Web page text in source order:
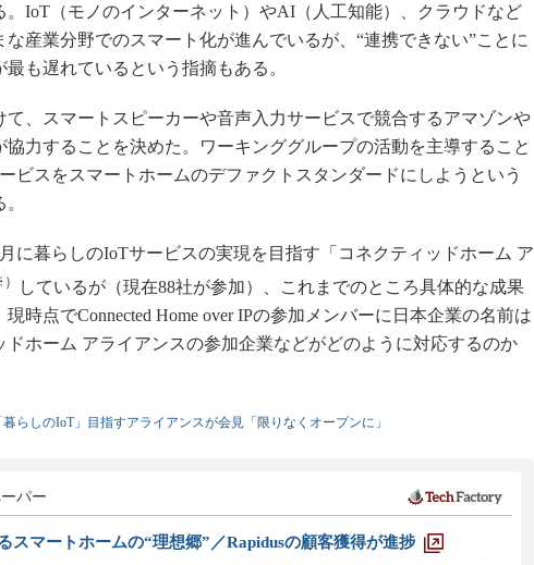
。IoT（モノのインターネット）やAI（人工知能）、クラウドなど
産業分野でのスマート化が進んでいるが、“連携できない”ことに
も遅れているという指摘もある。
、スマートスピーカーや音声入力サービスで競合するアマゾンや
協力することを決めた。ワーキンググループの活動を主導すること
ビスをスマートホームのデファクトスタンダードにしようという
に暮らしのIoTサービスの実現を目指す「コネクティッドホーム ア
しているが（現在88社が参加）、これまでのところ具体的な成果
時点でConnected Home over IPの参加メンバーに日本企業の名前は
ドホーム アライアンスの参加企業などがどのように対応するのか
らしのIoT」目指すアライアンスが会見「限りなくオープンに」
パー
スマートホームの“理想郷”／Rapidusの顧客獲得が進捗